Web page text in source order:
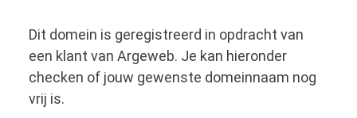
Dit domein is geregistreerd in opdracht van
een klant van Argeweb. Je kan hieronder
checken of jouw gewenste domeinnaam nog
vrij is.